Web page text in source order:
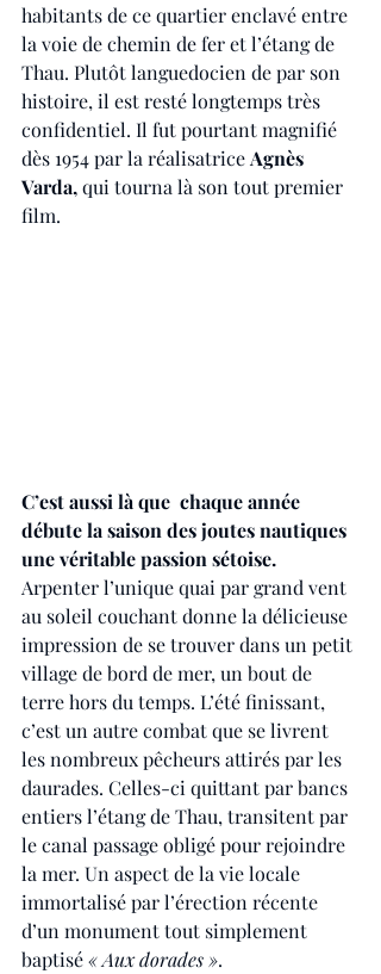
habitants de ce quartier enclavé entre
la voie de chemin de fer et l’étang de
Thau. Plutôt languedocien de par son
histoire, il est resté longtemps très
confidentiel. Il fut pourtant magnifié
dès 1954 par la réalisatrice Agnès
Varda, qui tourna là son tout premier
film.
C’est aussi là que  chaque année
débute la saison des joutes nautiques
une véritable passion sétoise.
Arpenter l’unique quai par grand vent
au soleil couchant donne la délicieuse
impression de se trouver dans un petit
village de bord de mer, un bout de
terre hors du temps. L’été finissant,
c’est un autre combat que se livrent
les nombreux pêcheurs attirés par les
daurades. Celles-ci quittant par bancs
entiers l’étang de Thau, transitent par
le canal passage obligé pour rejoindre
la mer. Un aspect de la vie locale
immortalisé par l’érection récente
d’un monument tout simplement
baptisé « Aux dorades ».